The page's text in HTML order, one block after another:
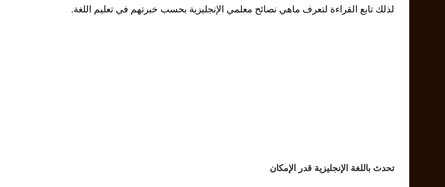
لذلك تابع القراءة لتعرف ماهي نصائح معلمي الإنجليزية بحسب خبرتهم في تعليم اللغة.
تحدث باللغة الإنجليزية قدر الإمكان